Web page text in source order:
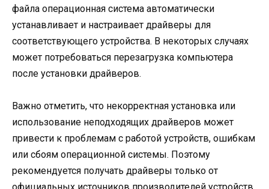
файла операционная система автоматически
устанавливает и настраивает драйверы для
соответствующего устройства. В некоторых случаях
может потребоваться перезагрузка компьютера
после установки драйверов.
Важно отметить, что некорректная установка или
использование неподходящих драйверов может
привести к проблемам с работой устройств, ошибкам
или сбоям операционной системы. Поэтому
рекомендуется получать драйверы только от